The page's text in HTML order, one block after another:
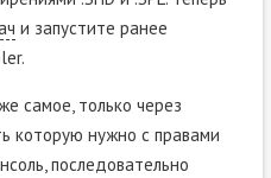
и запустите ранее
самое, только через
которую нужно с правами
последовательно